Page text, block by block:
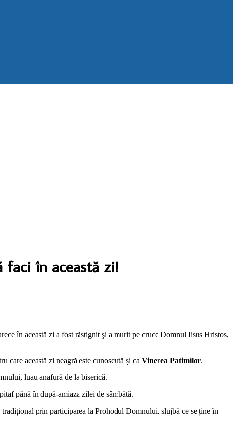
în această zi!
în această zi a fost răstignit şi a murit pe cruce Domnul Iisus Hristos,
această zi neagră este cunoscută și ca Vinerea Patimilor.
luau anafură de la biserică.
până în după-amiaza zilei de sâmbătă.
prin participarea la Prohodul Domnului, slujbă ce se ține în